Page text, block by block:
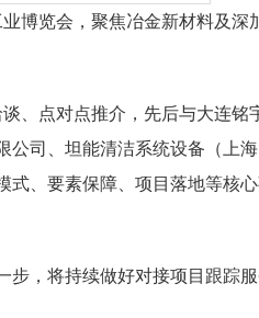
博览会，聚焦冶金新材料及
、点对点推介，先后与大连
司、坦能清洁系统设备（上
、要素保障、项目落地等核
，将持续做好对接项目跟踪